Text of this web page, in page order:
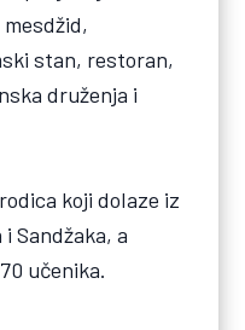
stan, restoran,
druženja i
koji dolaze iz
Sandžaka, a
učenika.